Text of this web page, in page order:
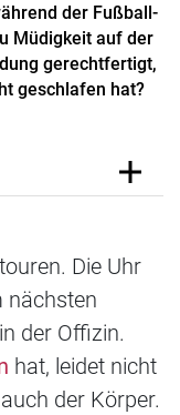
der Fußball-
Müdigkeit auf der
gerechtfertigt,
geschlafen hat?
Die Uhr
nächsten
der Offizin.
hat, leidet nicht
der Körper.